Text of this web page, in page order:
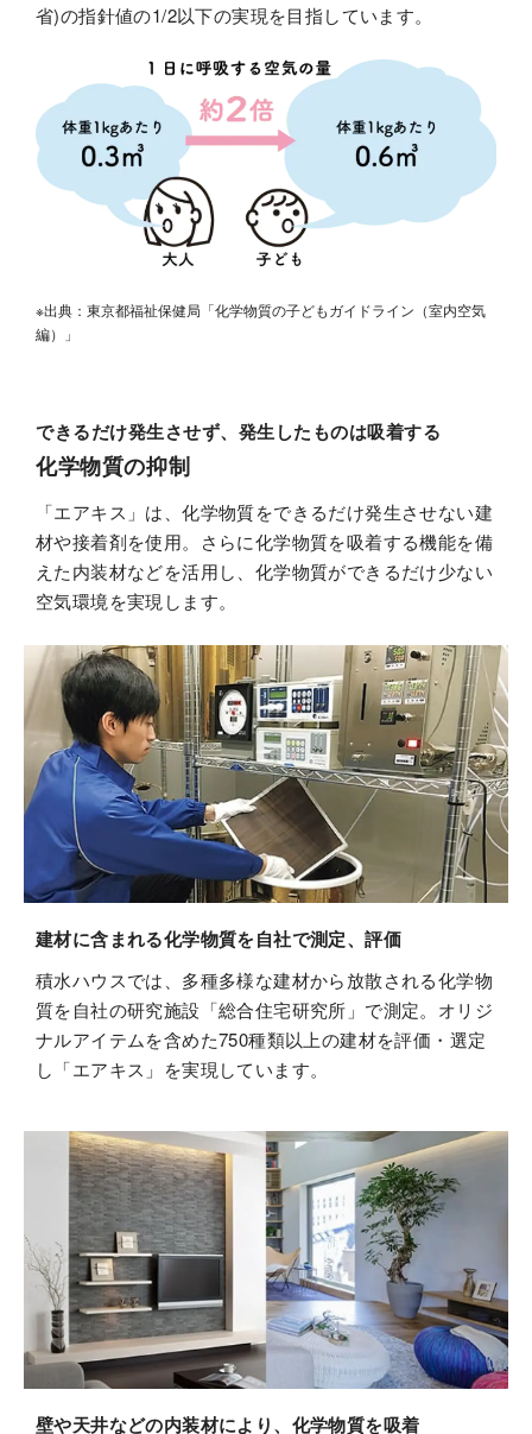
省)の指針値の1/2以下の実現を目指しています。
※出典：東京都福祉保健局「化学物質の子どもガイドライン（室内空気
編）」
できるだけ発生させず、発生したものは吸着する
化学物質の抑制
「エアキス」は、化学物質をできるだけ発生させない建
材や接着剤を使用。さらに化学物質を吸着する機能を備
えた内装材などを活用し、化学物質ができるだけ少ない
空気環境を実現します。
建材に含まれる化学物質を自社で測定、評価
積水ハウスでは、多種多様な建材から放散される化学物
質を自社の研究施設「総合住宅研究所」で測定。オリジ
ナルアイテムを含めた750種類以上の建材を評価・選定
し「エアキス」を実現しています。
壁や天井などの内装材により、化学物質を吸着